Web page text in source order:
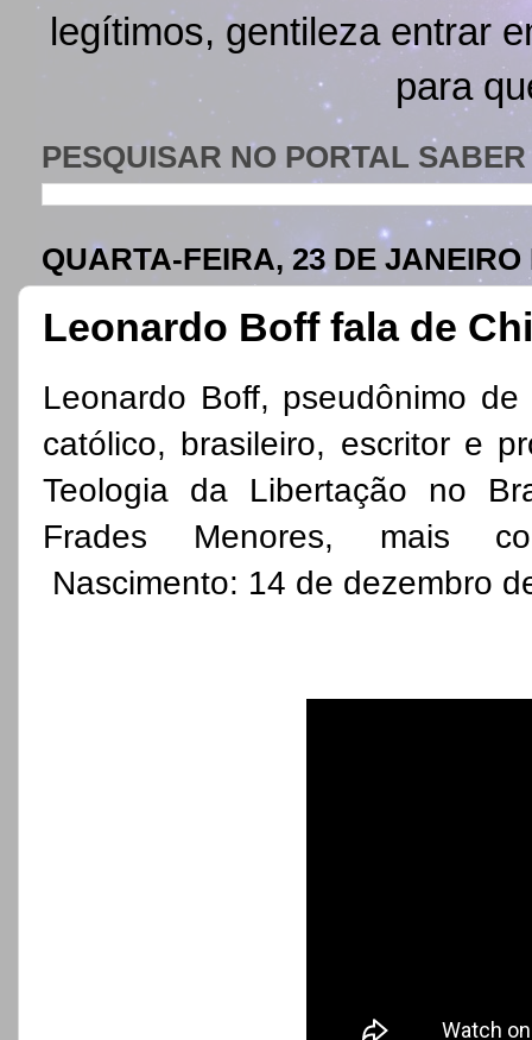
legítimos, gentileza entrar
para
PESQUISAR NO PORTAL
QUARTA-FEIRA, 23 DE JANEIRO
Leonardo Boff fala de
Leonardo Boff, pseudônimo
católico, brasileiro, escritor e
Teologia da Libertação no
Frades Menores, mais
Nascimento: 14 de dezembro